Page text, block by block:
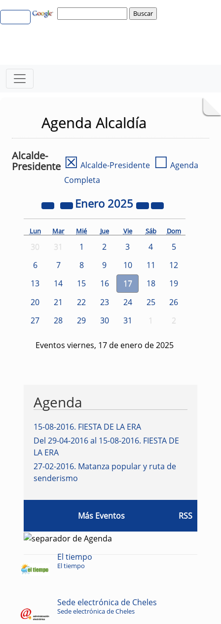
Agenda Alcaldía
Alcalde-
Presidente ☒ Alcalde-Presidente ☐ Agenda
Completa
Enero 2025
Lun Mar Mié Jue Vie Sáb Dom
30 31 1 2 3 4
5
6
7 8 9 10 11
12
13
14 15 16 17 18
19
20
21 22 23 24 25
26
27
28 29 30 31 1 2
Eventos viernes, 17 de enero de 2025
Agenda
15-08-2016. FIESTA DE LA ERA
Del 29-04-2016 al 15-08-2016. FIESTA DE
LA ERA
27-02-2016. Matanza popular y ruta de
senderismo
Más Eventos RSS
El tiempo
El tiempo
Sede electrónica de Cheles
Sede electrónica de Cheles